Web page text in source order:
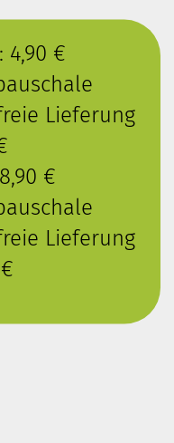
4,90 €
Lieferung
€
Lieferung